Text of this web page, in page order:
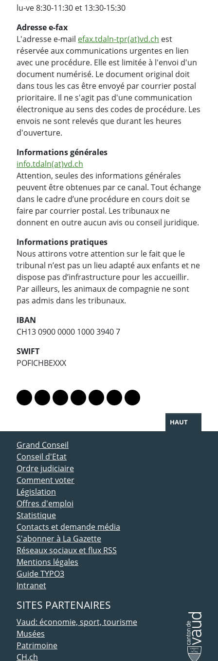
lu-ve 8:30-11:30 et 13:30-15:30
Adresse e-fax
L'adresse e-mail efax.tdaln-tpr(at)vd.ch est
réservée aux communications urgentes en lien
avec une procédure. Elle est limitée à l'envoi d'un
document numérisé. Le document original doit
dans tous les cas être envoyé par courrier postal
prioritaire. Il ne s'agit pas d'une communication
électronique au sens des codes de procédure. Les
envois ne sont relevés que durant les heures
d'ouverture.
Informations générales
info.tdaln(at)vd.ch
Attention, seules des informations générales
peuvent être obtenues par ce canal. Tout échange
dans le cadre d’une procédure en cours doit se
faire par courrier postal. Les tribunaux ne
donnent en outre aucun avis ou conseil juridique.
Informations pratiques
Nous attirons votre attention sur le fait que le
tribunal n’est pas un lieu adapté aux enfants et ne
dispose pas d’infrastructure pour les accueillir.
Par ailleurs, les animaux de compagnie ne sont
pas admis dans les tribunaux.
IBAN
CH13 0900 0000 1000 3940 7
SWIFT
POFICHBEXXX
Lien vers le profil Mastodon
Lien vers le profil Bluesky
Lien vers le profil Instagram
Lien vers le profil Linkedin
Lien vers le profil Facebook
Lien vers le profil Twitter
Partager par WhatsApp
HAUT
ACCÈS DIRECT
Grand Conseil
Conseil d'Etat
Ordre judiciaire
Comment voter
Législation
Offres d'emploi
Statistique
Contacts et demande média
S'abonner à La Gazette
Réseaux sociaux et flux RSS
Mentions légales
Guide TYPO3
Intranet
SITES PARTENAIRES
Vaud: économie, sport, tourisme
Musées
Patrimoine
CH.ch